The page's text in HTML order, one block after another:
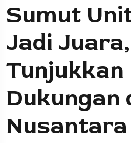
Sumut
Jadi
Tunjukkan
Dukungan
Nusantara